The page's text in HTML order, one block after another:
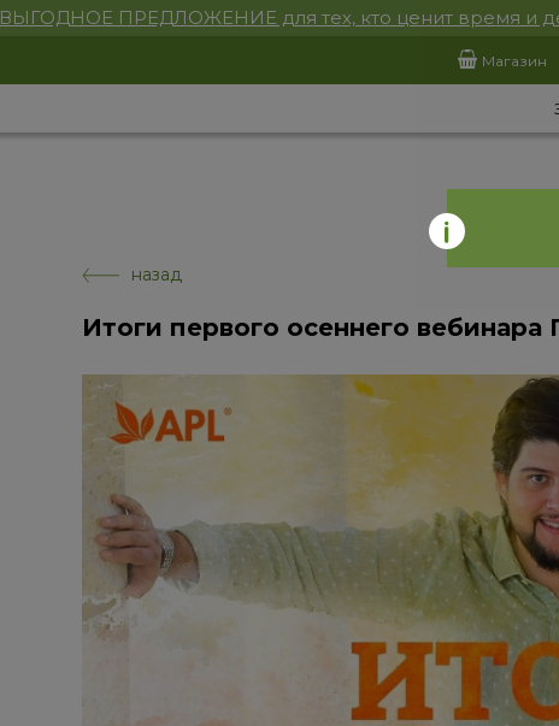
ВЫГОДНОЕ ПРЕДЛОЖЕНИЕ для тех, кто ценит время и
Магазин
назад
Итоги первого осеннего вебинара